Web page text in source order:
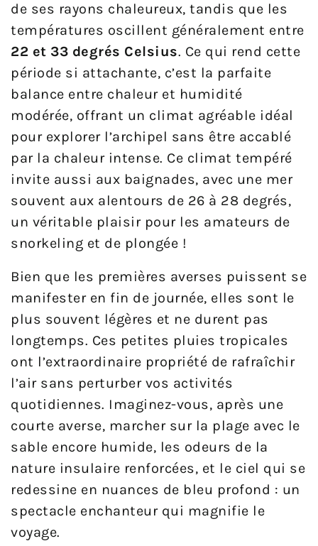
de ses rayons chaleureux, tandis que les
températures oscillent généralement entre
22 et 33 degrés Celsius. Ce qui rend cette
période si attachante, c’est la parfaite
balance entre chaleur et humidité
modérée, offrant un climat agréable idéal
pour explorer l’archipel sans être accablé
par la chaleur intense. Ce climat tempéré
invite aussi aux baignades, avec une mer
souvent aux alentours de 26 à 28 degrés,
un véritable plaisir pour les amateurs de
snorkeling et de plongée !
Bien que les premières averses puissent se
manifester en fin de journée, elles sont le
plus souvent légères et ne durent pas
longtemps. Ces petites pluies tropicales
ont l’extraordinaire propriété de rafraîchir
l’air sans perturber vos activités
quotidiennes. Imaginez-vous, après une
courte averse, marcher sur la plage avec le
sable encore humide, les odeurs de la
nature insulaire renforcées, et le ciel qui se
redessine en nuances de bleu profond : un
spectacle enchanteur qui magnifie le
voyage.